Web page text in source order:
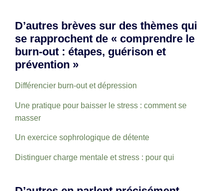
D’autres brèves sur des thèmes qui
se rapprochent de « comprendre le
burn-out : étapes, guérison et
prévention »
Différencier burn-out et dépression
Une pratique pour baisser le stress : comment se
masser
Un exercice sophrologique de détente
Distinguer charge mentale et stress : pour qui